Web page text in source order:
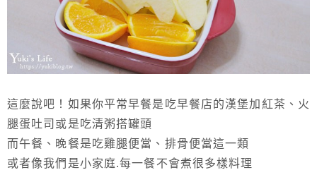
這麼說吧！如果你平常早餐是吃早餐店的漢堡加紅茶、火
腿蛋吐司或是吃清粥搭罐頭
而午餐、晚餐是吃雞腿便當、排骨便當這一類
或者像我們是小家庭.每一餐不會煮很多樣料理